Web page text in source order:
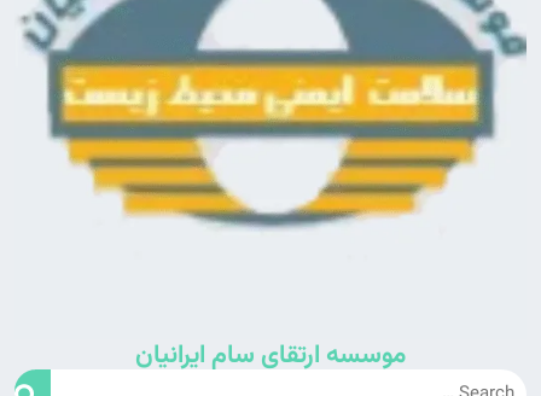
موسسه ارتقای سام ایرانیان